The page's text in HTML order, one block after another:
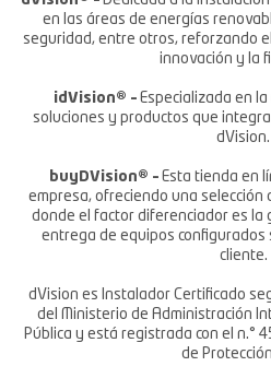
en las áreas de energías
seguridad, entre otros, reforzando
innovación y la
idVision® – Especializada en
soluciones y productos que
dVision.
buyDVision® –Esta tienda en
empresa, ofreciendo una selección
donde el factor diferenciador es la
entrega de equipos configurados
cliente.
dVision es Instalador Certificado
del Ministerio de Administración
Pública y está registrada con el n.°
de